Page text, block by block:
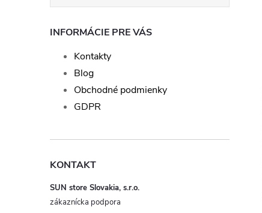
INFORMÁCIE PRE VÁS
Kontakty
Blog
Obchodné podmienky
GDPR
KONTAKT
SUN store Slovakia, s.r.o.